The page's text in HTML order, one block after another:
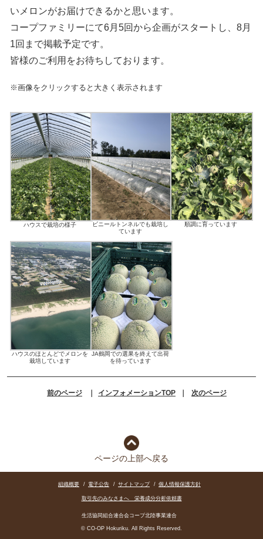
いメロンがお届けできるかと思います。
コープファミリーにて6月5回から企画がスタートし、8月
1回まで掲載予定です。
皆様のご利用をお待ちしております。
※画像をクリックすると大きく表示されます
ハウスで栽培の様子
ビニールトンネルでも栽培し
ています
順調に育っています
ハウスのほとんどでメロンを
栽培しています
JA鶴岡での選果を終えて出荷
を待っています
前のページ インフォメーションTOP 次のページ
ページの上部へ戻る
組織概要 / 電子公告 / サイトマップ / 個人情報保護方針
取引先のみなさまへ 栄養成分分析依頼書
生活協同組合連合会コープ北陸事業連合
© CO-OP Hokuriku. All Rights Reserved.